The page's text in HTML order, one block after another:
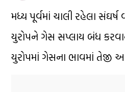
મધ્ય પૂર્વમાં ચાલી રહેલા
યુરોપને ગેસ સપ્લાય બંધ
યુરોપમાં ગેસના ભાવમાં તેજી